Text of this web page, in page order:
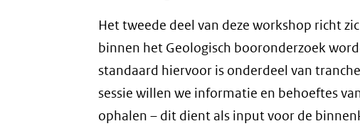
Het tweede deel van deze workshop richt
binnen het Geologisch booronderzoek
standaard hiervoor is onderdeel van tranche
sessie willen we informatie en behoeftes
ophalen – dit dient als input voor de